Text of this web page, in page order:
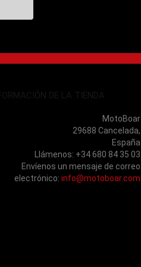
MotoBoar
29688 Cancelada,
España
Llámenos: +34 680 84 35 03
Envíenos un mensaje de correo
electrónico: info@motoboar.com